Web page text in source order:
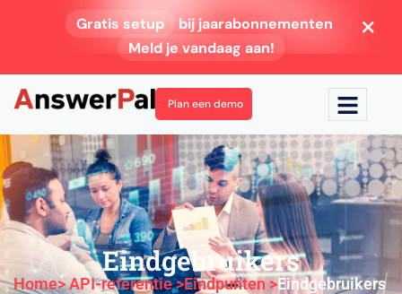
Gratis setup bij jaarabonnementen
Meld je vandaag aan!
Plan een demo
Eindgebruikers
Home> API-referentie >Eindpunten >Eindgebruikers